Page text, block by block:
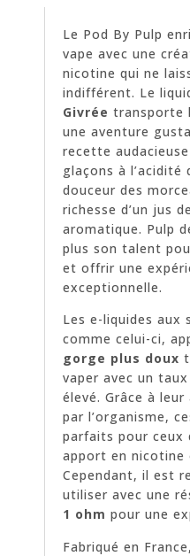
Le Pod By Pulp
vape avec une
nicotine qui ne
indifférent. Le
Givrée transporte
une aventure
recette
glaçons à l’acidité
douceur des
richesse d’un jus
aromatique. Pulp
plus son talent
et offrir une
exceptionnelle.
Les e-liquides aux
comme celui-ci,
gorge plus doux
vaper avec un
élevé. Grâce à
par l’organisme,
parfaits pour ceux
apport en nicotine
Cependant, il est
utiliser avec une
1 ohm pour une
Fabriqué en